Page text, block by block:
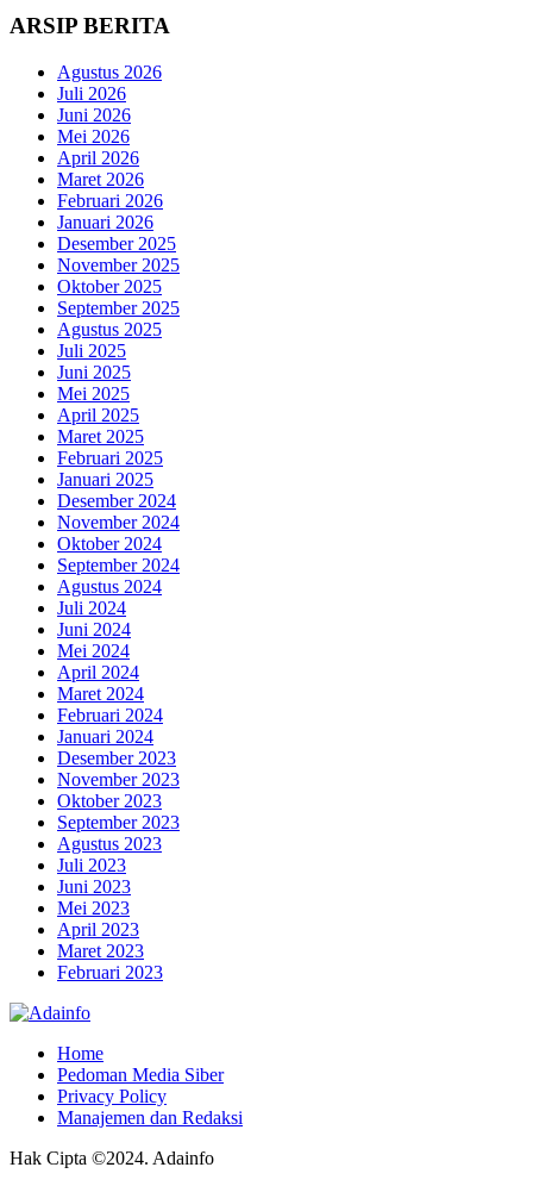
ARSIP BERITA
Agustus 2026
Juli 2026
Juni 2026
Mei 2026
April 2026
Maret 2026
Februari 2026
Januari 2026
Desember 2025
November 2025
Oktober 2025
September 2025
Agustus 2025
Juli 2025
Juni 2025
Mei 2025
April 2025
Maret 2025
Februari 2025
Januari 2025
Desember 2024
November 2024
Oktober 2024
September 2024
Agustus 2024
Juli 2024
Juni 2024
Mei 2024
April 2024
Maret 2024
Februari 2024
Januari 2024
Desember 2023
November 2023
Oktober 2023
September 2023
Agustus 2023
Juli 2023
Juni 2023
Mei 2023
April 2023
Maret 2023
Februari 2023
Home
Pedoman Media Siber
Privacy Policy
Manajemen dan Redaksi
Hak Cipta ©2024. Adainfo